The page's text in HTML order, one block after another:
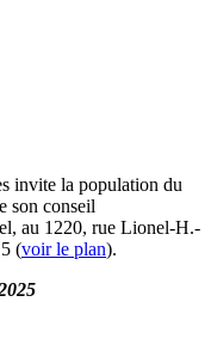
invite la population du
son conseil
au 1220, rue Lionel-H.-
(voir le plan).